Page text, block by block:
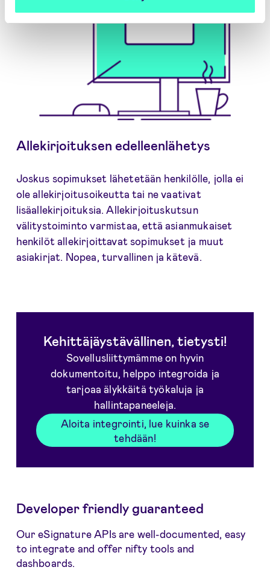
Allekirjoituksen edelleenlähetys
Joskus sopimukset lähetetään henkilölle, jolla ei
ole allekirjoitusoikeutta tai ne vaativat
lisäallekirjoituksia. Allekirjoituskutsun
välitystoiminto varmistaa, että asianmukaiset
henkilöt allekirjoittavat sopimukset ja muut
asiakirjat. Nopea, turvallinen ja kätevä.
Kehittäjäystävällinen, tietysti!
Sovellusliittymämme on hyvin
dokumentoitu, helppo integroida ja
tarjoaa älykkäitä työkaluja ja
hallintapaneeleja.
Aloita integrointi, lue kuinka se
tehdään!
Developer friendly guaranteed
Our eSignature APIs are well-documented, easy
to integrate and offer nifty tools and
dashboards.